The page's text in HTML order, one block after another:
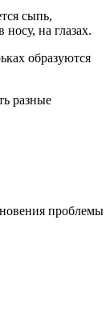
сыпь,
на глазах.
образуются
разные
проблемы